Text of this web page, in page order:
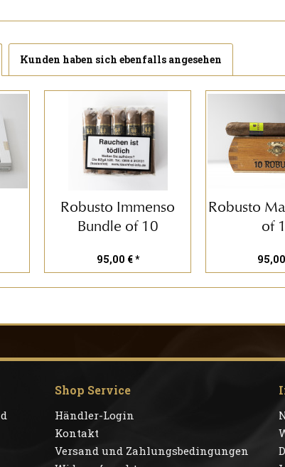
Kunden haben sich ebenfalls angesehen
Robusto Immenso
Bundle of 10
95,00 € *
Robusto
of
Shop Service
Händler-Login
Kontakt
Versand und Zahlungsbedingungen